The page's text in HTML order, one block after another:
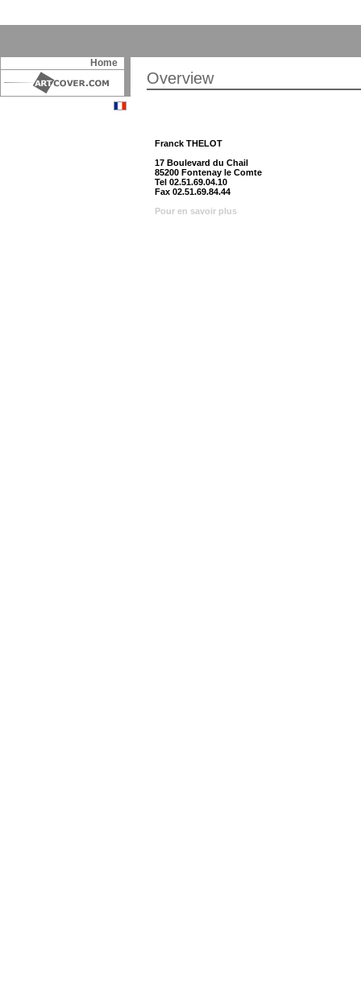
Home
Overview
Franck THELOT
17 Boulevard du Chail
85200 Fontenay le Comte
Tel 02.51.69.04.10
Fax 02.51.69.84.44
Pour en savoir plus